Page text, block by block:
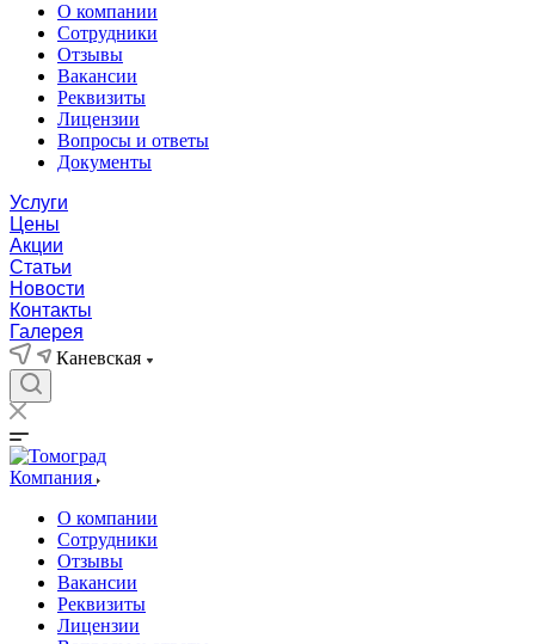
О компании
Сотрудники
Отзывы
Вакансии
Реквизиты
Лицензии
Вопросы и ответы
Документы
Услуги
Цены
Акции
Статьи
Новости
Контакты
Галерея
Каневская
Компания
О компании
Сотрудники
Отзывы
Вакансии
Реквизиты
Лицензии